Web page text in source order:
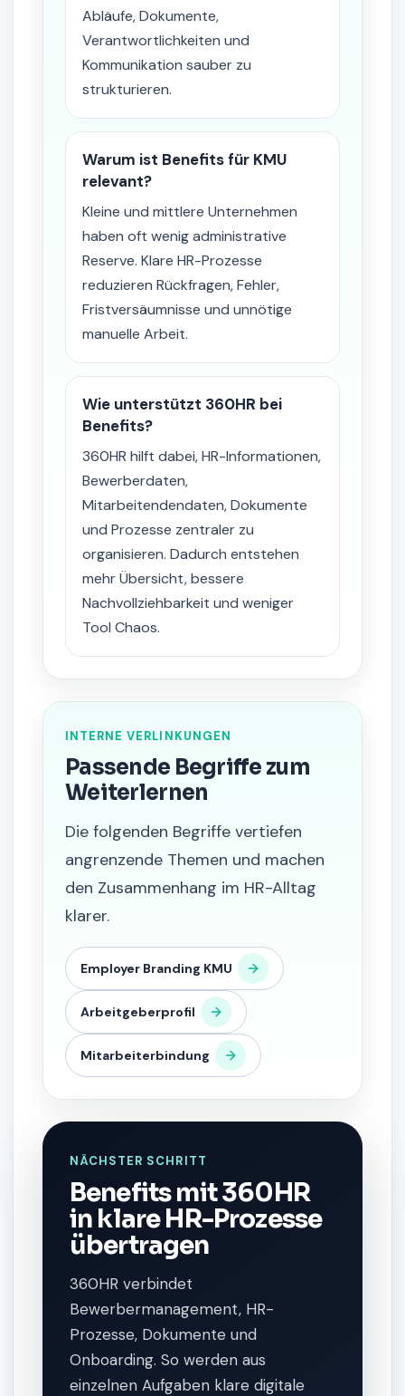
Abläufe, Dokumente,
Verantwortlichkeiten und
Kommunikation sauber zu
strukturieren.
Warum ist Benefits für KMU
relevant?
Kleine und mittlere Unternehmen
haben oft wenig administrative
Reserve. Klare HR-Prozesse
reduzieren Rückfragen, Fehler,
Fristversäumnisse und unnötige
manuelle Arbeit.
Wie unterstützt 360HR bei
Benefits?
360HR hilft dabei, HR-Informationen,
Bewerberdaten,
Mitarbeitendendaten, Dokumente
und Prozesse zentraler zu
organisieren. Dadurch entstehen
mehr Übersicht, bessere
Nachvollziehbarkeit und weniger
Tool Chaos.
INTERNE VERLINKUNGEN
Passende Begriffe zum
Weiterlernen
Die folgenden Begriffe vertiefen
angrenzende Themen und machen
den Zusammenhang im HR-Alltag
klarer.
Employer Branding KMU
Arbeitgeberprofil
Mitarbeiterbindung
NÄCHSTER SCHRITT
Benefits mit 360HR
in klare HR-Prozesse
übertragen
360HR verbindet
Bewerbermanagement, HR-
Prozesse, Dokumente und
Onboarding. So werden aus
einzelnen Aufgaben klare digitale